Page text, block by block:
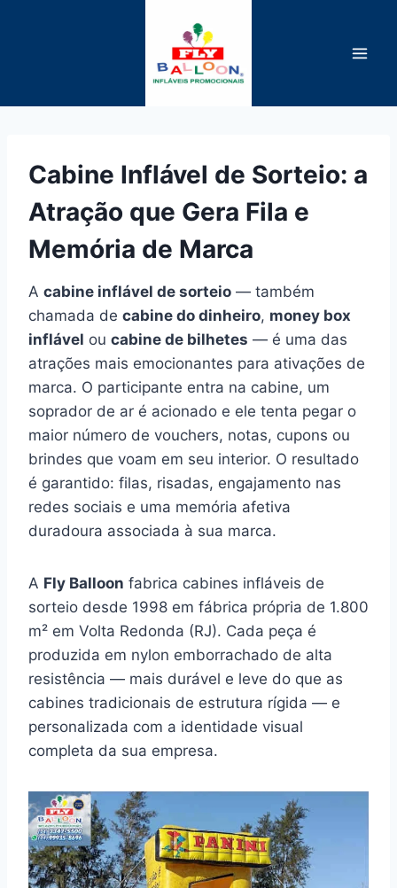
Cabine Inflável de Sorteio: a
Atração que Gera Fila e
Memória de Marca
A cabine inflável de sorteio — também
chamada de cabine do dinheiro, money box
inflável ou cabine de bilhetes — é uma das
atrações mais emocionantes para ativações de
marca. O participante entra na cabine, um
soprador de ar é acionado e ele tenta pegar o
maior número de vouchers, notas, cupons ou
brindes que voam em seu interior. O resultado
é garantido: filas, risadas, engajamento nas
redes sociais e uma memória afetiva
duradoura associada à sua marca.
A Fly Balloon fabrica cabines infláveis de
sorteio desde 1998 em fábrica própria de 1.800
m² em Volta Redonda (RJ). Cada peça é
produzida em nylon emborrachado de alta
resistência — mais durável e leve do que as
cabines tradicionais de estrutura rígida — e
personalizada com a identidade visual
completa da sua empresa.